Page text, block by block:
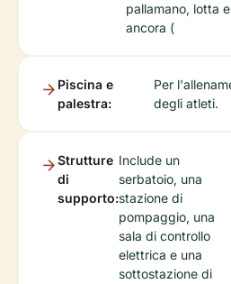
pallamano, lotta
ancora (
Piscina e
palestra:
Per
degli atleti.
Strutture
di
supporto:
Include un
serbatoio, una
stazione di
pompaggio, una
sala di controllo
elettrica e una
sottostazione di